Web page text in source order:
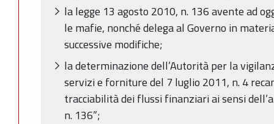
la legge 13 agosto 2010, n. 136 avente ad
le mafie, nonché delega al Governo in
successive modifiche;
la determinazione dell’Autorità per la
servizi e forniture del 7 luglio 2011, n. 4
tracciabilità dei flussi finanziari ai sensi
n. 136”;